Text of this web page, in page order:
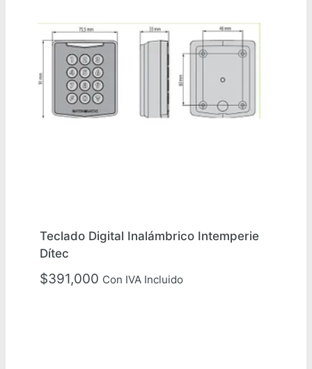
Teclado Digital Inalámbrico Intemperie
Dítec
$391,000 Con IVA Incluido